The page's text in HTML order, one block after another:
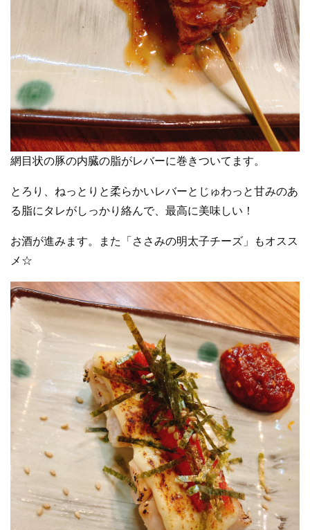
網目状の豚の内臓の脂がレバーに巻きついてます。
とろり、ねっとりと柔らかいレバーとじゅわっと甘みのあ
る脂にタレがしっかり絡んで、最高に美味しい！
お酒が進みます。また「ささみの明太子チーズ」もオスス
メ☆